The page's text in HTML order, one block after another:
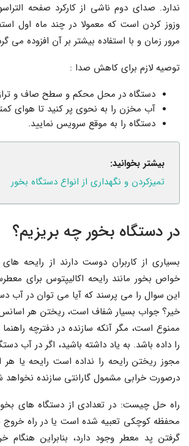
ندارد. صدای دوم ناشی از کارکرد صفحه
وزوز کردن است که معمولا در چند ماه اول
مرور زمان و با استفاده بیشتر بر آن افزوده می
توصیه لازم برای کاهش صدا :
دستگاه در محل محکم و سطح صاف و تراز
آب مخزن را به نحوی پر کنید تا هوای
دستگاه را به موقع سرویس نمایید.
بیشتر بخوانید:
تمیزکردن و نگهداری از انواع دستگاه بخور
در دستگاه بخور چه بریزیم؟
بسیاری از کاربران دوست دارند از رایحه
خواص بخور مانند رایحه اکالیپتوس برای
این سوال را می پرسند که آیا می توان در آب
خیر؟ جواب بسیار شفاف است، ریختن هر
ممنوع است، مگر آنکه سازنده در دفترچه
را داده باشد. به یاد داشته باشید، اگر در آب
مجوز ریختن رایحه را نداده است رایحه یا هر
درصورت خرابی مشمول گارانتی سازنده نخواهد
راه حل چیست: در تعدادی از دستگاه های
محفظه کوچکی تعبیه شده است یا در راه خروج
گرفتن پد معطر وجود دارد، بنابراین هنگام